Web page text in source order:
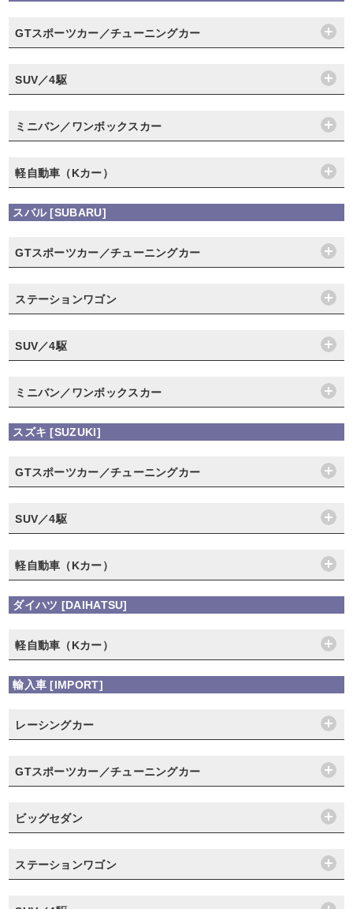
GTスポーツカー／チューニングカー
SUV／4駆
ミニバン／ワンボックスカー
軽自動車（Kカー）
スバル [SUBARU]
GTスポーツカー／チューニングカー
ステーションワゴン
SUV／4駆
ミニバン／ワンボックスカー
スズキ [SUZUKI]
GTスポーツカー／チューニングカー
SUV／4駆
軽自動車（Kカー）
ダイハツ [DAIHATSU]
軽自動車（Kカー）
輸入車 [IMPORT]
レーシングカー
GTスポーツカー／チューニングカー
ビッグセダン
ステーションワゴン